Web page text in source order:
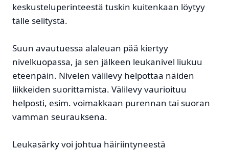
keskusteluperinteestä tuskin kuitenkaan löytyy
tälle selitystä.
Suun avautuessa alaleuan pää kiertyy
nivelkuopassa, ja sen jälkeen leukanivel liukuu
eteenpäin. Nivelen välilevy helpottaa näiden
liikkeiden suorittamista. Välilevy vaurioituu
helposti, esim. voimakkaan purennan tai suoran
vamman seurauksena.
Leukasärky voi johtua häiriintyneestä